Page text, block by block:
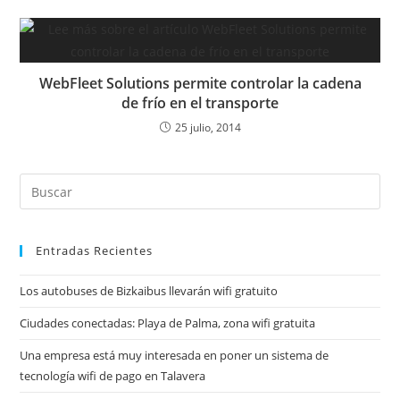
WebFleet Solutions permite controlar la cadena
de frío en el transporte
25 julio, 2014
Entradas Recientes
Los autobuses de Bizkaibus llevarán wifi gratuito
Ciudades conectadas: Playa de Palma, zona wifi gratuita
Una empresa está muy interesada en poner un sistema de
tecnología wifi de pago en Talavera